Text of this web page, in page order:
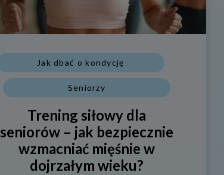
Jak dbać o kondycję
Seniorzy
Trening siłowy dla
seniorów – jak bezpiecznie
wzmacniać mięśnie w
dojrzałym wieku?